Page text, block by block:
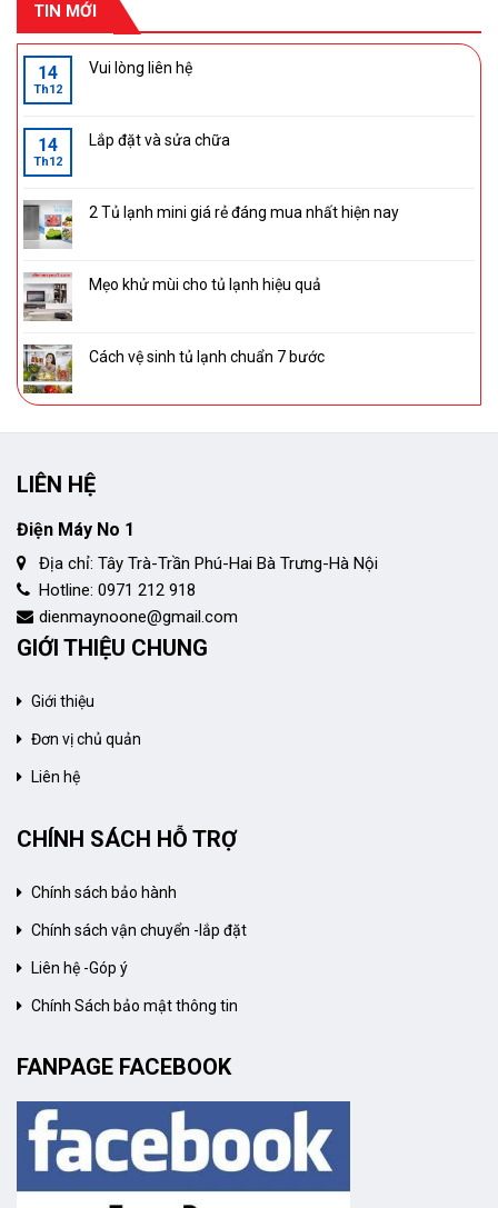
TIN MỚI
14
Th12
Vui lòng liên hệ
14
Th12
Lắp đặt và sửa chữa
2 Tủ lạnh mini giá rẻ đáng mua nhất hiện nay
Mẹo khử mùi cho tủ lạnh hiệu quả
Cách vệ sinh tủ lạnh chuẩn 7 bước
LIÊN HỆ
Điện Máy No 1
Địa chỉ: Tây Trà-Trần Phú-Hai Bà Trưng-Hà Nội
Hotline: 0971 212 918
dienmaynoone@gmail.com
GIỚI THIỆU CHUNG
Giới thiệu
Đơn vị chủ quản
Liên hệ
CHÍNH SÁCH HỖ TRỢ
Chính sách bảo hành
Chính sách vận chuyển -lắp đặt
Liên hệ -Góp ý
Chính Sách bảo mật thông tin
FANPAGE FACEBOOK